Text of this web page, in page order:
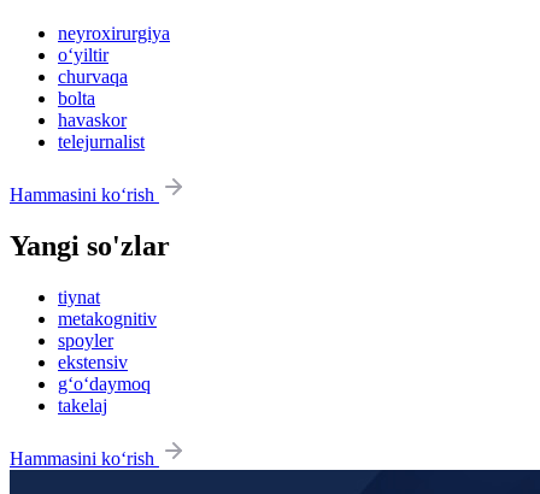
neyroxirurgiya
o‘yiltir
churvaqa
bolta
havaskor
telejurnalist
Hammasini ko‘rish
Yangi so'zlar
tiynat
metakognitiv
spoyler
ekstensiv
g‘o‘daymoq
takelaj
Hammasini ko‘rish